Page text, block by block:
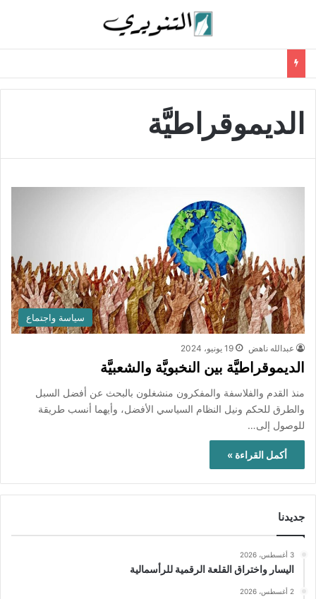
الديموقراطيَّة
سياسة واجتماع
عبدالله ناهض 19 يونيو، 2024
الديموقراطيَّة بين النخبويَّة والشعبيَّة
منذ القدم والفلاسفة والمفكرون منشغلون بالبحث عن أفضل السبل
والطرق للحكم ونيل النظام السياسي الأفضل، وأيهما أنسب طريقة
للوصول إلى…
أكمل القراءة »
جديدنا
3 أغسطس، 2026
اليسار واختراق القلعة الرقمية للرأسمالية
2 أغسطس، 2026